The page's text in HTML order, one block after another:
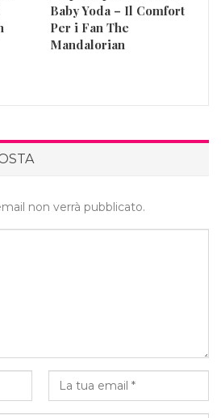
Baby Yoda – Il Comfort
Per i Fan The
Mandalorian
non verrà pubblicato.